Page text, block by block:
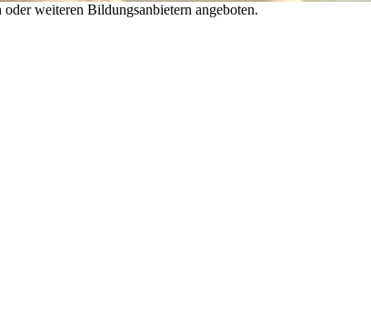
weiteren Bildungsanbietern angeboten.